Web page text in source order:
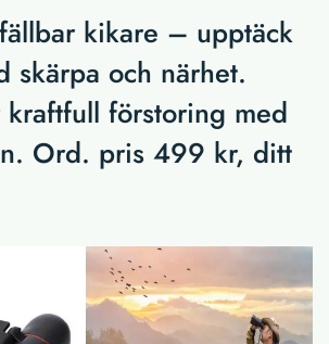
kikare – upptäck
skärpa och närhet.
kraftfull förstoring med
Ord. pris 499 kr, ditt